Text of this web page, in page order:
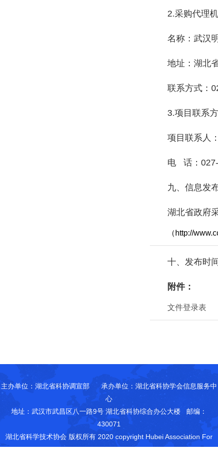
2.采购代理
名称：武汉
地址：湖北
联系方式：
3.项目联系
项目联系人
电 话：
九、信息发
湖北省政府
（http://
十、发布时
附件：
文件登录表
主办单位：湖北省科协调宣部 承办单位：湖北省科协学会信息服务中
心
地址：武汉市武昌区八一路9号 湖北省科协综合办公大楼 邮编：
430071
湖北省科学技术协会 版权所有 2020 copyright Hubei Association For
Science & Technology All Rights Reserved